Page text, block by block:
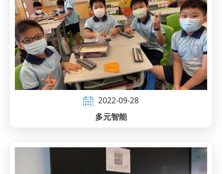
2022-09-28
多元智能